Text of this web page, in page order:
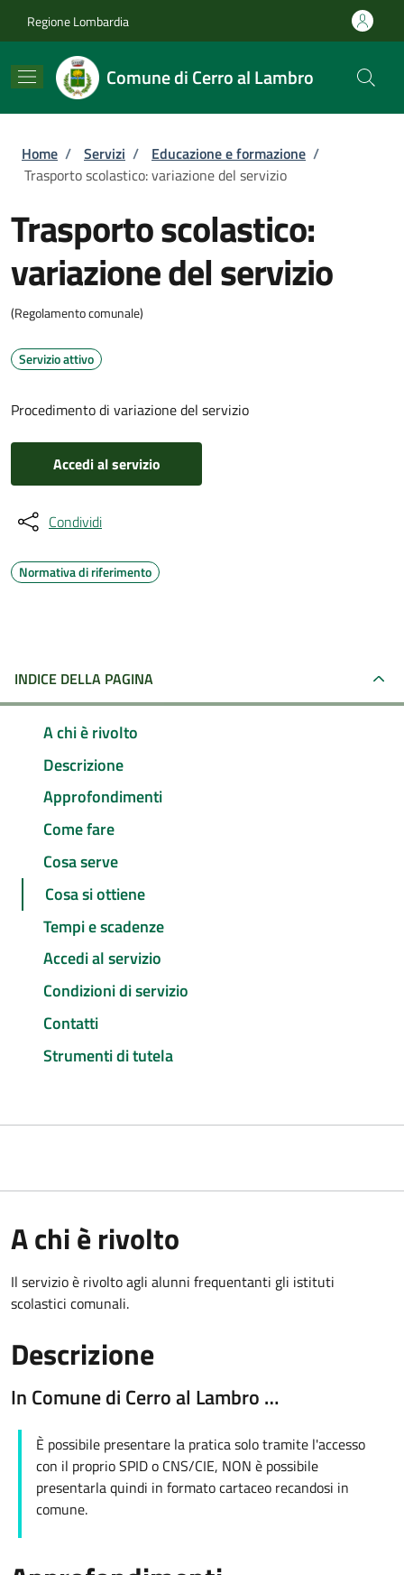
Regione Lombardia
Comune di Cerro al Lambro
Briciole di pane
Home / Servizi / Educazione e formazione /
Trasporto scolastico: variazione del servizio
Trasporto scolastico:
variazione del servizio
(Regolamento comunale)
Servizio attivo
Procedimento di variazione del servizio
Accedi al servizio
Condividi
Normativa di riferimento
INDICE DELLA PAGINA
A chi è rivolto
Descrizione
Approfondimenti
Come fare
Cosa serve
Cosa si ottiene
Tempi e scadenze
Accedi al servizio
Condizioni di servizio
Contatti
Strumenti di tutela
A chi è rivolto
Il servizio è rivolto agli alunni frequentanti gli istituti
scolastici comunali.
Descrizione
In Comune di Cerro al Lambro …
È possibile presentare la pratica solo tramite l'accesso
con il proprio SPID o CNS/CIE, NON è possibile
presentarla quindi in formato cartaceo recandosi in
comune.